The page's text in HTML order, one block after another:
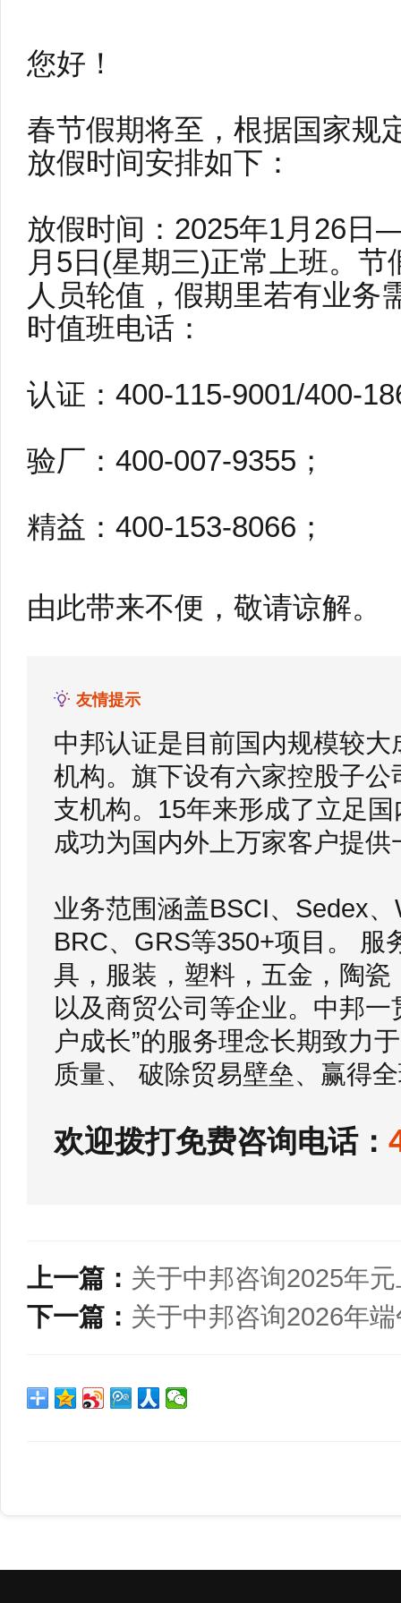
您好！
春节假期将至，根据国家规
放假时间安排如下：
放假时间：2025年1月26日
月5日(星期三)正常上班。
人员轮值，假期里若有业务
时值班电话：
认证：400-115-9001/400-
验厂：400-007-9355；
精益：400-153-8066；
由此带来不便，敬请谅解
友情提示
中邦认证是目前国内规模较
机构。旗下设有六家控股子
支机构。15年来形成了立足
成功为国内外上万家客户提
业务范围涵盖BSCI、Sedex
BRC、GRS等350+项目。 服
具，服装，塑料，五金，陶
以及商贸公司等企业。中邦
户成长”的服务理念长期致力
质量、 破除贸易壁垒、赢得
欢迎拨打免费咨询电话：
上一篇： 关于中邦咨询2025年
下一篇： 关于中邦咨询2026年